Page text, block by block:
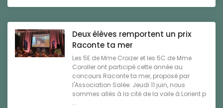
Deux élèves remportent un prix
Raconte ta mer
Les 5E de Mme Croizer et les 5C de Mme
Coroller ont participé cette année au
concours Raconte ta mer, proposé par
l'Association Salée. Jeudi 11 juin, nous
sommes allés à la cité de la voile à Lorient p
...